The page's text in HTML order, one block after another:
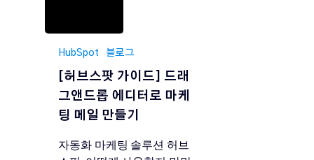
HubSpot 블로그
[허브스팟 가이드] 드래
그앤드롭 에디터로 마케
팅 메일 만들기
자동화 마케팅 솔루션 허브